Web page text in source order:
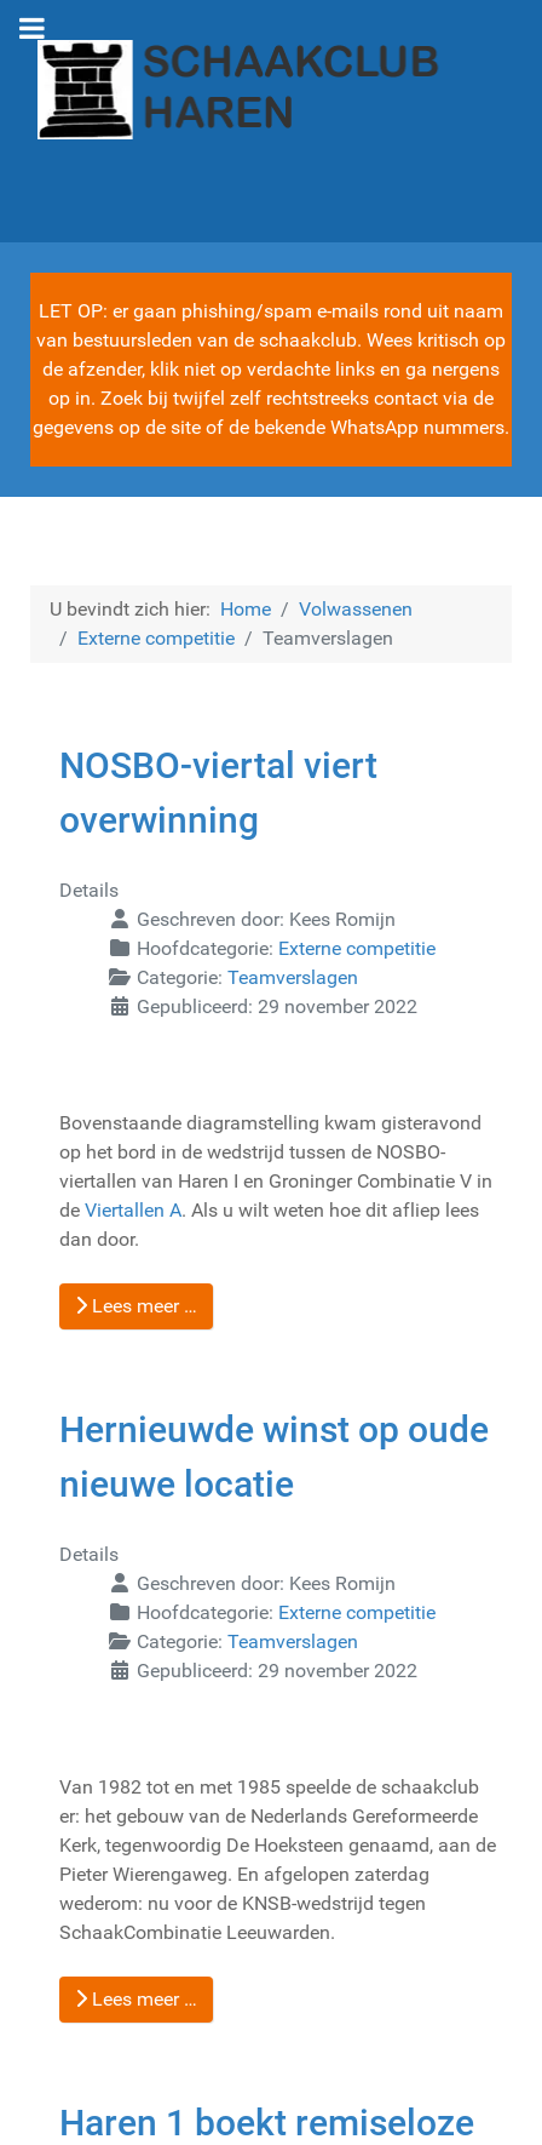
LET OP: er gaan phishing/spam e-mails rond uit naam
van bestuursleden van de schaakclub. Wees kritisch op
de afzender, klik niet op verdachte links en ga nergens
op in. Zoek bij twijfel zelf rechtstreeks contact via de
gegevens op de site of de bekende WhatsApp nummers.
U bevindt zich hier: Home
Volwassenen
Externe competitie
Teamverslagen
NOSBO-viertal viert
overwinning
Details
Geschreven door: Kees Romijn
Hoofdcategorie: Externe competitie
Categorie: Teamverslagen
Gepubliceerd: 29 november 2022
Bovenstaande diagramstelling kwam gisteravond
op het bord in de wedstrijd tussen de NOSBO-
viertallen van Haren I en Groninger Combinatie V in
de Viertallen A. Als u wilt weten hoe dit afliep lees
dan door.
Lees meer …
Hernieuwde winst op oude
nieuwe locatie
Details
Geschreven door: Kees Romijn
Hoofdcategorie: Externe competitie
Categorie: Teamverslagen
Gepubliceerd: 29 november 2022
Van 1982 tot en met 1985 speelde de schaakclub
er: het gebouw van de Nederlands Gereformeerde
Kerk, tegenwoordig De Hoeksteen genaamd, aan de
Pieter Wierengaweg. En afgelopen zaterdag
wederom: nu voor de KNSB-wedstrijd tegen
SchaakCombinatie Leeuwarden.
Lees meer …
Haren 1 boekt remiseloze